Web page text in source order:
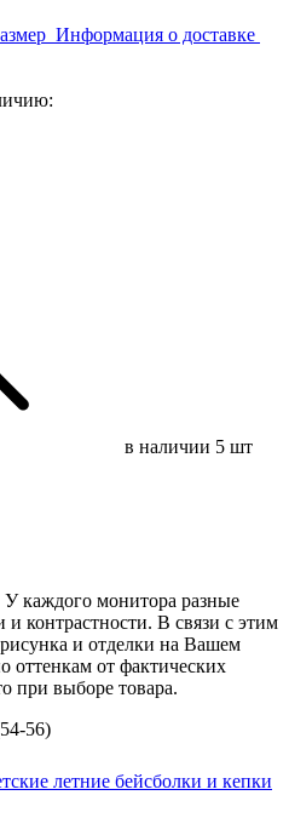
Информация о доставке
в наличии 5 шт
У каждого монитора разные
и контрастности. В связи с этим
и отделки на Вашем
оттенкам от фактических
при выборе товара.
56)
летние бейсболки и кепки